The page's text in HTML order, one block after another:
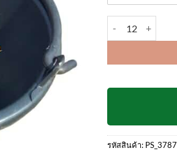
ของลูกค้า
รหัสสินค้า: